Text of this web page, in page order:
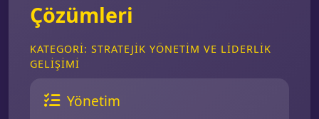
Çözümleri
KATEGORI: STRATEJIK YÖNETIM VE LIDERLIK
GELIŞIMI
Yönetim